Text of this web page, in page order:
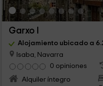
Garxo I
Alojamiento ubicado a
Isaba, Navarra
0 opiniones
Alquiler íntegro